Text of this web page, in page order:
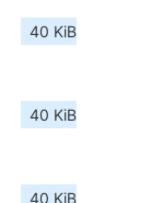
40 KiB
40 KiB
40 KiB